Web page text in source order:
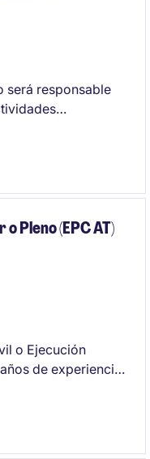
será responsable
plazos y
Pleno (EPC AT)
o Ejecución
de experiencia
proyectos de
y